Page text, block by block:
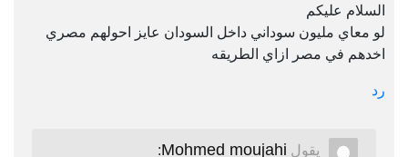
السلام عليكم
لو معاي مليون سوداني داخل السودان عايز احولهم مصري
اخدهم في مصر ازاي الطريقه
رد
يقول Mohmed moujahi
: